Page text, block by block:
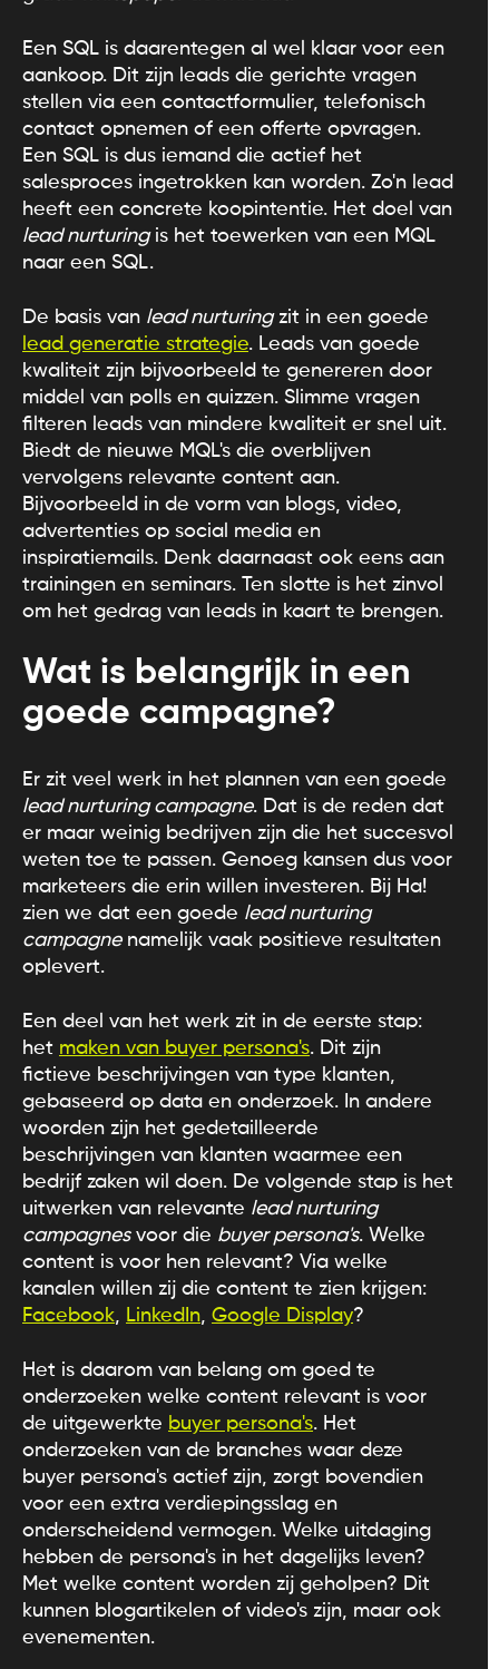
Een SQL is daarentegen al wel klaar voor een
aankoop. Dit zijn leads die gerichte vragen
stellen via een contactformulier, telefonisch
contact opnemen of een offerte opvragen.
Een SQL is dus iemand die actief het
salesproces ingetrokken kan worden. Zo'n lead
heeft een concrete koopintentie. Het doel van
lead nurturingis het toewerken van een MQL
naar een SQL.
De basis van lead nurturingzit in een goede
lead generatie strategie. Leads van goede
kwaliteit zijn bijvoorbeeld te genereren door
middel van polls en quizzen. Slimme vragen
filteren leads van mindere kwaliteit er snel uit.
Biedt de nieuwe MQL's die overblijven
vervolgens relevante content aan.
Bijvoorbeeld in de vorm van blogs, video,
advertenties op social media en
inspiratiemails. Denk daarnaast ook eens aan
trainingen en seminars. Ten slotte is het zinvol
om het gedrag van leads in kaart te brengen.
Wat is belangrijk in een
goede campagne?
Er zit veel werk in het plannen van een goede
lead nurturing campagne. Dat is de reden dat
er maar weinig bedrijven zijn die het succesvol
weten toe te passen. Genoeg kansen dus voor
marketeers die erin willen investeren. Bij Ha!
zien we dat een goede lead nurturing
campagnenamelijk vaak positieve resultaten
oplevert.
Een deel van het werk zit in de eerste stap:
het maken van buyer persona's. Dit zijn
fictieve beschrijvingen van type klanten,
gebaseerd op data en onderzoek. In andere
woorden zijn het gedetailleerde
beschrijvingen van klanten waarmee een
bedrijf zaken wil doen. De volgende stap is het
uitwerken van relevante lead nurturing
campagnesvoor die buyer persona's. Welke
content is voor hen relevant? Via welke
kanalen willen zij die content te zien krijgen:
Facebook
LinkedIn Google Display?
Het is daarom van belang om goed te
onderzoeken welke content relevant is voor
de uitgewerkte buyer persona's. Het
onderzoeken van de branches waar deze
buyer persona's actief zijn, zorgt bovendien
voor een extra verdiepingsslag en
onderscheidend vermogen. Welke uitdaging
hebben de persona's in het dagelijks leven?
Met welke content worden zij geholpen? Dit
kunnen blogartikelen of video's zijn, maar ook
evenementen.